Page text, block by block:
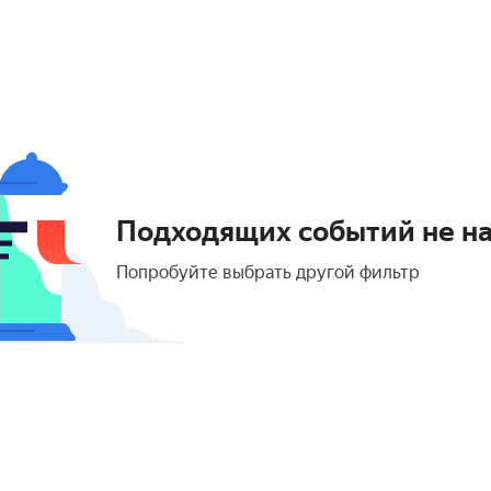
Подходящих событий не
Попробуйте выбрать другой фильтр